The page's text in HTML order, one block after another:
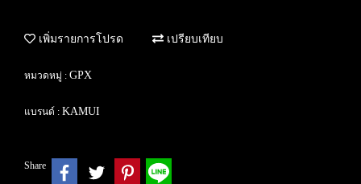
เพิ่มรายการโปรด เปรียบเทียบ
หมวดหมู่ : GPX
แบรนด์ : KAMUI
Share